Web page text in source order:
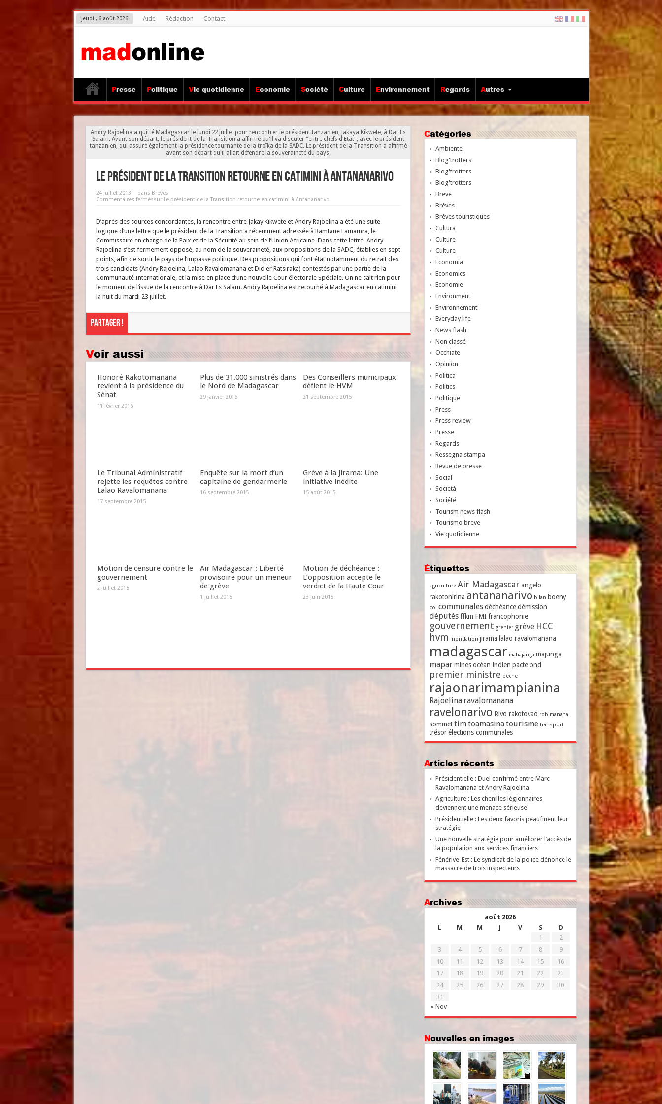
jeudi , 6 août 2026 Aide Rédaction Contact
Presse Politique Vie quotidienne Economie Société Culture Environnement Regards Autres
Andry Rajoelina a quitté Madagascar le lundi 22 juillet pour rencontrer le président tanzanien, Jakaya Kikwete, à Dar Es
Salam. Avant son départ, le président de la Transition a affirmé qu'il va discuter "entre chefs d'Etat", avec le président
tanzanien, qui assure également la présidence tournante de la troïka de la SADC. Le président de la Transition a affirmé
avant son départ qu'il allait défendre la souveraineté du pays.
Le président de la Transition retourne en catimini à Antananarivo
24 juillet 2013 dans Brèves
Commentaires ferméssur Le président de la Transition retourne en catimini à Antananarivo
D’après des sources concordantes, la rencontre entre Jakay Kikwete et Andry Rajoelina a été une suite
logique d’une lettre que le président de la Transition a récemment adressée à Ramtane Lamamra, le
Commissaire en charge de la Paix et de la Sécurité au sein de l’Union Africaine. Dans cette lettre, Andry
Rajoelina s’est fermement opposé, au nom de la souveraineté, aux propositions de la SADC, établies en sept
points, afin de sortir le pays de l’impasse politique. Des propositions qui font état notamment du retrait des
trois candidats (Andry Rajoelina, Lalao Ravalomanana et Didier Ratsiraka) contestés par une partie de la
Communauté Internationale, et la mise en place d’une nouvelle Cour électorale Spéciale. On ne sait rien pour
le moment de l’issue de la rencontre à Dar Es Salam. Andry Rajoelina est retourné à Madagascar en catimini,
la nuit du mardi 23 juillet.
Partager !
Voir aussi
Honoré Rakotomanana
revient à la présidence du
Sénat
11 février 2016
Plus de 31.000 sinistrés dans
le Nord de Madagascar
29 janvier 2016
Des Conseillers municipaux
défient le HVM
21 septembre 2015
Le Tribunal Administratif
rejette les requêtes contre
Lalao Ravalomanana
17 septembre 2015
Enquête sur la mort d’un
capitaine de gendarmerie
16 septembre 2015
Grève à la Jirama: Une
initiative inédite
15 août 2015
Motion de censure contre le
gouvernement
2 juillet 2015
Air Madagascar : Liberté
provisoire pour un meneur
de grève
1 juillet 2015
Motion de déchéance :
L’opposition accepte le
verdict de la Haute Cour
23 juin 2015
Catégories
Ambiente
Blog'trotters
Blog'trotters
Blog'trotters
Breve
Brèves
Brèves touristiques
Cultura
Culture
Culture
Economia
Economics
Economie
Environment
Environnement
Everyday life
News flash
Non classé
Occhiate
Opinion
Politica
Politics
Politique
Press
Press review
Presse
Regards
Ressegna stampa
Revue de presse
Social
Società
Société
Tourism news flash
Tourismo breve
Vie quotidienne
Étiquettes
agriculture Air Madagascar angelo
rakotonirina antananarivo bilan boeny
coi communales déchéance démission
députés ffkm FMI francophonie
gouvernement grenier grève HCC
hvm inondation jirama lalao ravalomanana
madagascar mahajanga majunga
mapar mines océan indien pacte pnd
premier ministre pêche
rajaonarimampianina
Rajoelina ravalomanana
ravelonarivo Rivo rakotovao robimanana
sommet timtoamasinatourisme transport
trésor élections communales
Articles récents
Présidentielle : Duel confirmé entre Marc
Ravalomanana et Andry Rajoelina
Agriculture : Les chenilles légionnaires
deviennent une menace sérieuse
Présidentielle : Les deux favoris peaufinent leur
stratégie
Une nouvelle stratégie pour améliorer l’accès de
la population aux services financiers
Fénérive-Est : Le syndicat de la police dénonce le
massacre de trois inspecteurs
Archives
août 2026
L
M M J V S D
« Nov
1
2
3
4 5 6 7 8
9
10
11 12 13 14 15
16
17
18 19 20 21 22
23
24
25 26 27 28 29
30
31
Nouvelles en images